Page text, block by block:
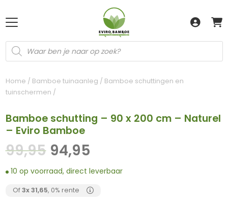
Producten
zoeken
Home / Bamboe tuinaanleg / Bamboe schuttingen en
tuinschermen /
Bamboe schutting – 90 x 200 cm – Naturel
– Eviro Bamboe
Of3x31,65, 0% rente
99,95 Oorspronkelijke
prijs
was:
99,95.
94,95
prijs
is:
94,95.
10 op voorraad, direct leverbaar